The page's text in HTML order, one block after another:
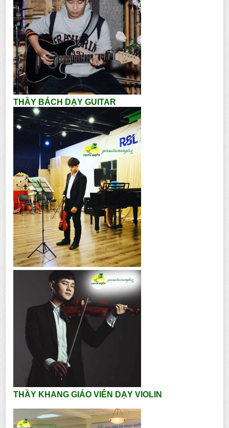
THẦY BÁCH DẠY GUITAR
THẦY KHANG GIÁO VIÊN DẠY VIOLIN